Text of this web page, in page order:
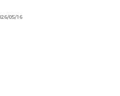
05/16